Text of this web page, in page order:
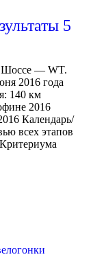
5
— WT.
2016 года
140 км
2016
Календарь/
всех этапов